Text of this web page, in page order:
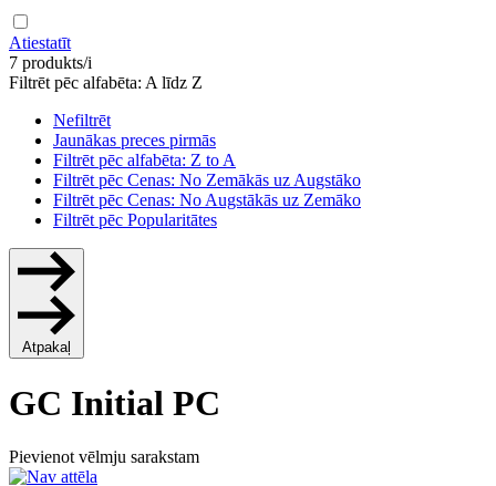
Atiestatīt
7 produkts/i
Filtrēt pēc alfabēta: A līdz Z
Nefiltrēt
Jaunākas preces pirmās
Filtrēt pēc alfabēta: Z to A
Filtrēt pēc Cenas: No Zemākās uz Augstāko
Filtrēt pēc Cenas: No Augstākās uz Zemāko
Filtrēt pēc Popularitātes
Atpakaļ
GC Initial PC
Pievienot vēlmju sarakstam